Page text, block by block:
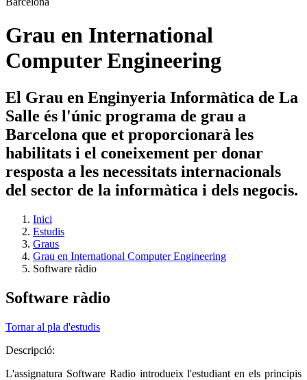
Grau en International
Computer Engineering
El Grau en Enginyeria Informàtica de La
Salle és l'únic programa de grau a
Barcelona que et proporcionarà les
habilitats i el coneixement per donar
resposta a les necessitats internacionals
del sector de la informàtica i dels negocis.
Inici
Estudis
Graus
Grau en International Computer Engineering
Software ràdio
Software ràdio
Tornar al pla d'estudis
Descripció:
L'assignatura Software Radio introdueix l'estudiant en els principis